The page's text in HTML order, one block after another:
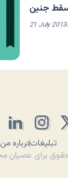
جنین
21 July 2013
درباره منتبلیغات